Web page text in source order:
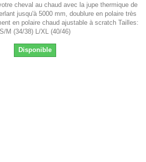
cheval au chaud avec la jupe thermique de
jusqu'à 5000 mm, doublure en polaire très
en polaire chaud ajustable à scratch Tailles:
S/M (34/38) L/XL (40/46)
Disponible